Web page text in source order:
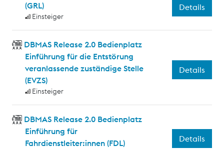
(GRL)
Einsteiger
Details
DBMAS Release 2.0 Bedienplatz
Einführung für die Entstörung
veranlassende zuständige Stelle
(EVZS)
Einsteiger
Details
DBMAS Release 2.0 Bedienplatz
Einführung für
Fahrdienstleiter:innen (FDL)
Details